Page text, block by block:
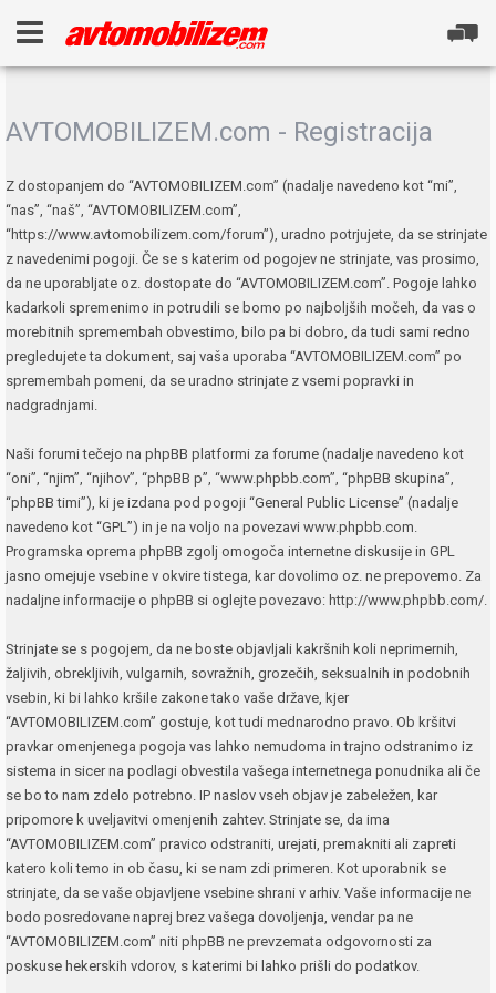
AVTOMOBILIZEM.com - Registracija
Z dostopanjem do “AVTOMOBILIZEM.com” (nadalje navedeno kot “mi”,
“nas”, “naš”, “AVTOMOBILIZEM.com”,
“https://www.avtomobilizem.com/forum”), uradno potrjujete, da se strinjate
z navedenimi pogoji. Če se s katerim od pogojev ne strinjate, vas prosimo,
da ne uporabljate oz. dostopate do “AVTOMOBILIZEM.com”. Pogoje lahko
kadarkoli spremenimo in potrudili se bomo po najboljših močeh, da vas o
morebitnih spremembah obvestimo, bilo pa bi dobro, da tudi sami redno
pregledujete ta dokument, saj vaša uporaba “AVTOMOBILIZEM.com” po
spremembah pomeni, da se uradno strinjate z vsemi popravki in
nadgradnjami.
Naši forumi tečejo na phpBB platformi za forume (nadalje navedeno kot
“oni”, “njim”, “njihov”, “phpBB p”, “www.phpbb.com”, “phpBB skupina”,
“phpBB timi”), ki je izdana pod pogoji “General Public License” (nadalje
navedeno kot “GPL”) in je na voljo na povezavi www.phpbb.com.
Programska oprema phpBB zgolj omogoča internetne diskusije in GPL
jasno omejuje vsebine v okvire tistega, kar dovolimo oz. ne prepovemo. Za
nadaljne informacije o phpBB si oglejte povezavo: http://www.phpbb.com/.
Strinjate se s pogojem, da ne boste objavljali kakršnih koli neprimernih,
žaljivih, obrekljivih, vulgarnih, sovražnih, grozečih, seksualnih in podobnih
vsebin, ki bi lahko kršile zakone tako vaše države, kjer
“AVTOMOBILIZEM.com” gostuje, kot tudi mednarodno pravo. Ob kršitvi
pravkar omenjenega pogoja vas lahko nemudoma in trajno odstranimo iz
sistema in sicer na podlagi obvestila vašega internetnega ponudnika ali če
se bo to nam zdelo potrebno. IP naslov vseh objav je zabeležen, kar
pripomore k uveljavitvi omenjenih zahtev. Strinjate se, da ima
“AVTOMOBILIZEM.com” pravico odstraniti, urejati, premakniti ali zapreti
katero koli temo in ob času, ki se nam zdi primeren. Kot uporabnik se
strinjate, da se vaše objavljene vsebine shrani v arhiv. Vaše informacije ne
bodo posredovane naprej brez vašega dovoljenja, vendar pa ne
“AVTOMOBILIZEM.com” niti phpBB ne prevzemata odgovornosti za
poskuse hekerskih vdorov, s katerimi bi lahko prišli do podatkov.